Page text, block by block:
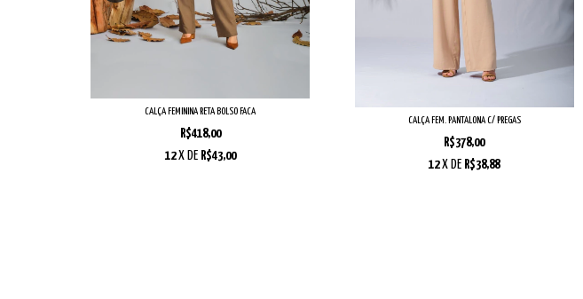
CALÇA FEMININA RETA BOLSO FACA
R$418,00
12 X DE R$43,00
CALÇA FEM. PANTALONA C/ PREGAS
R$378,00
12 X DE R$38,88